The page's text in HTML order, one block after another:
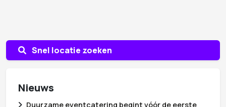
Snel locatie zoeken
Nieuws
Duurzame eventcatering begint vóór de eerste